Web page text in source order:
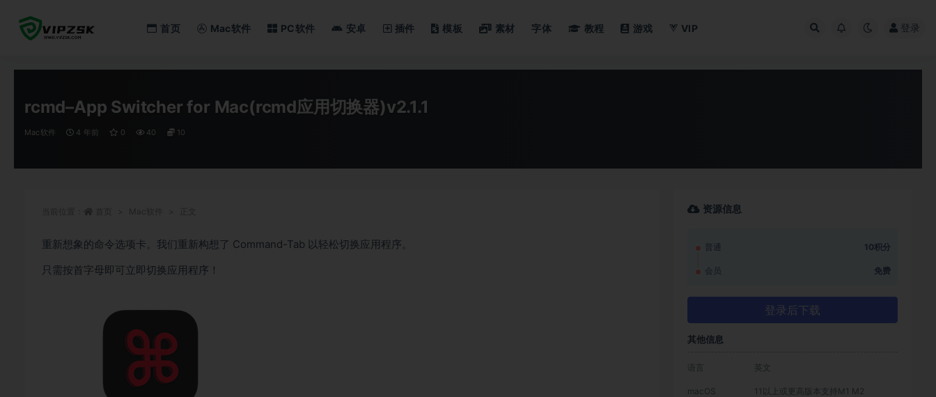
首页 Mac软件 PC软件 安卓 插件 模板 素材 字体 教程 游戏 VIP 登录
rcmd–App Switcher for Mac(rcmd应用切换器)v2.1.1
Mac软件 4 年前 0 40 10
重新想象的命令选项卡。我们重新构想了 Command-Tab 以轻松切换应用程序。
只需按首字母即可立即切换应用程序！
资源信息
普通 10积分
会员 免费
登录后下载
其他信息
语言 英文
macOS 11以上或更高版本支持M1 M2
全部